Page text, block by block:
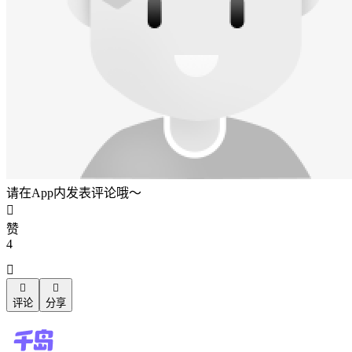
请在App内发表评论哦～

赞
4


评论

分享